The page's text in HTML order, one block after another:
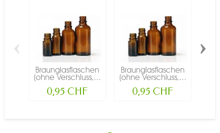
Braunglasflaschen
(ohne Verschluss,...
0,95 CHF
Braunglasflaschen
(ohne Verschluss,...
0,95 CHF
‹ ›